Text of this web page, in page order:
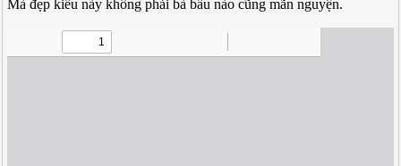
Mà đẹp kiểu này không phải bà bầu nào cũng mãn nguyện.